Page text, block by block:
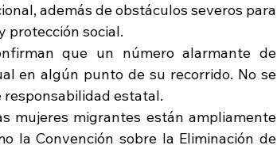
además de obstáculos severos para
protección social.
que un número alarmante de
en algún punto de su recorrido. No se
estatal.
mujeres migrantes están ampliamente
la Convención sobre la Eliminación de